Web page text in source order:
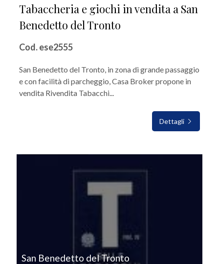
Tabaccheria e giochi in vendita a San
Benedetto del Tronto
Cod. ese2555
San Benedetto del Tronto, in zona di grande passaggio
e con facilità di parcheggio, Casa Broker propone in
vendita Rivendita Tabacchi...
Dettagli
San Benedetto del Tronto